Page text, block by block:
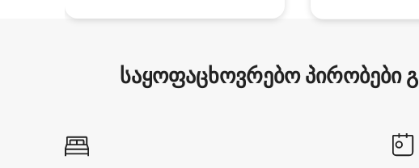
საყოფაცხოვრებო პირობები